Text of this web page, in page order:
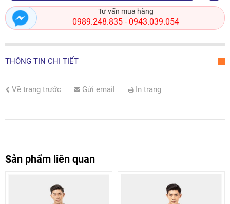
Tư vấn mua hàng
0989.248.835- 0943.039.054
THÔNG TIN CHI TIẾT
Về trang trước Gửi email In trang
Sản phẩm liên quan